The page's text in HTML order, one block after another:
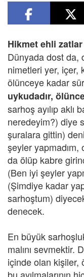
Hikmet ehli
Dünyada dost da,
nimetleri yer, içer,
ölünceye kadar
uykudadır,
sarhoş ayılıp aklı
neredeyim?) diye
şuralara gittin)
şeyler
da ölüp kabre
(Ben iyi şeyler
(Şimdiye kadar
sarhoştum)
denecek.
En büyük
malını sevmektir.
içinde olan kişiler,